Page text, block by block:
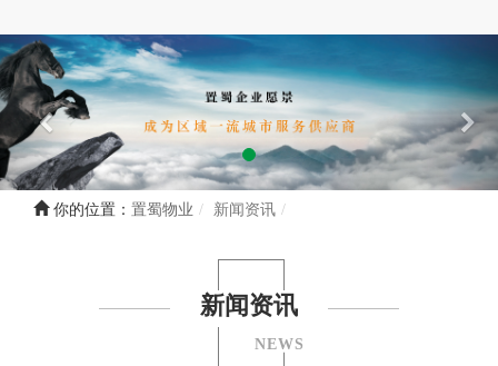
你的位置： 置蜀物业 新闻资讯
新闻资讯
NEWS